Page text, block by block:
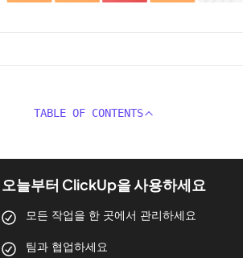
TABLE OF CONTENTS
오늘부터 ClickUp을 사용하세요
모든 작업을 한 곳에서 관리하세요
팀과 협업하세요